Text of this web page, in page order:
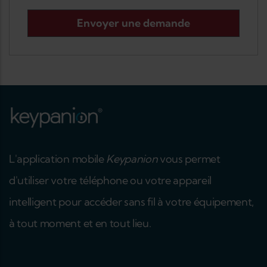
L'application mobileKeypanionvous permet
d'utiliser votre téléphone ou votre appareil
intelligent pour accéder sans fil à votre équipement,
à tout moment et en tout lieu.